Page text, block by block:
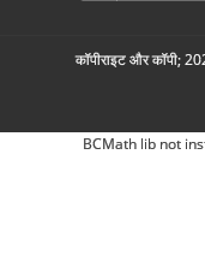
कॉपीराइट और कॉपी;
BCMath lib not